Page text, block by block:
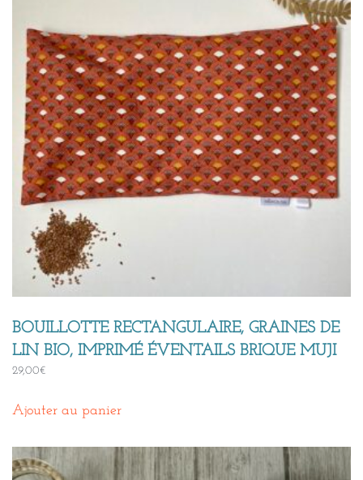
BOUILLOTTE RECTANGULAIRE, GRAINES DE
LIN BIO, IMPRIMÉ ÉVENTAILS BRIQUE MUJI
29,00€
Ajouter au panier